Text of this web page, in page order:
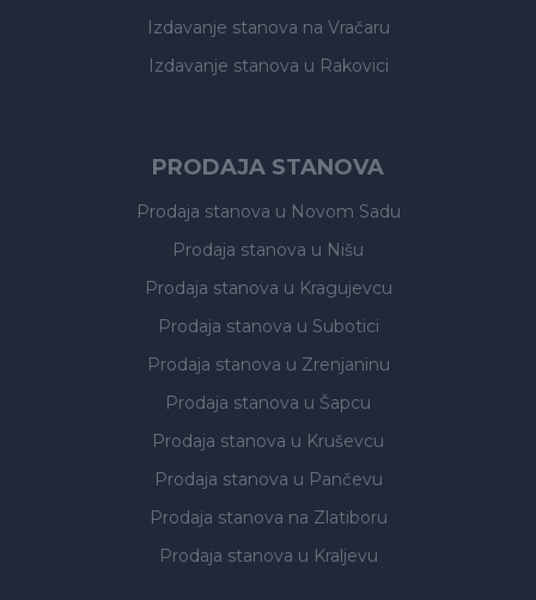
Izdavanje stanova na Vračaru
Izdavanje stanova u Rakovici
PRODAJA STANOVA
Prodaja stanova u Novom Sadu
Prodaja stanova u Nišu
Prodaja stanova u Kragujevcu
Prodaja stanova u Subotici
Prodaja stanova u Zrenjaninu
Prodaja stanova u Šapcu
Prodaja stanova u Kruševcu
Prodaja stanova u Pančevu
Prodaja stanova na Zlatiboru
Prodaja stanova u Kraljevu